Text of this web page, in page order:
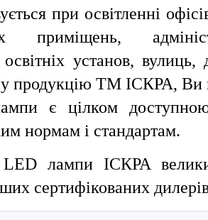
при освітленні
приміщень,
освітніх установ,
продукцію ТМ ІСКРА, Ви
є цілком доступною,
нормам і стандартам.
лампи ІСКРА
сертифікованих